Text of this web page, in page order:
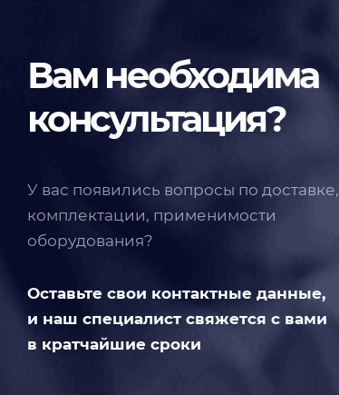
Вам необходима
консультация?
У вас появились вопросы по доставке,
комплектации, применимости
оборудования?
Оставьте свои контактные данные,
и наш специалист свяжется с вами
в кратчайшие сроки